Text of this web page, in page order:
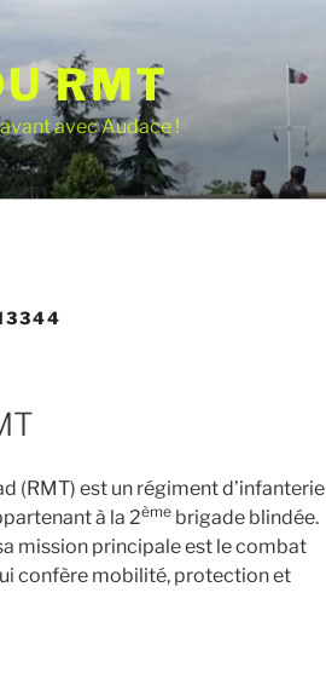
RMT
avec Audace !
(RMT) est un régiment d’infanterie
à la 2ème brigade blindée.
mission principale est le combat
confère mobilité, protection et